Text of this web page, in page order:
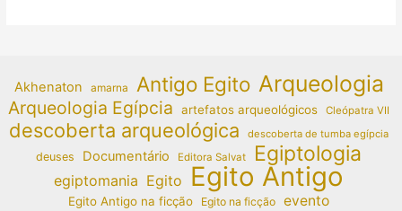
Akhenaton amarna Antigo Egito Arqueologia
Arqueologia Egípcia artefatos arqueológicos Cleópatra VII
descoberta arqueológica descoberta de tumba egípcia
deuses Documentário Editora Salvat Egiptologia
egiptomania Egito Egito Antigo
Egito Antigo na ficção Egito na ficção evento